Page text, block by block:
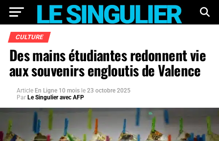
CULTURE
Des mains étudiantes redonnent vie
aux souvenirs engloutis de Valence
Article En Ligne 10 mois le 23 octobre 2025
Par Le Singulier avec AFP